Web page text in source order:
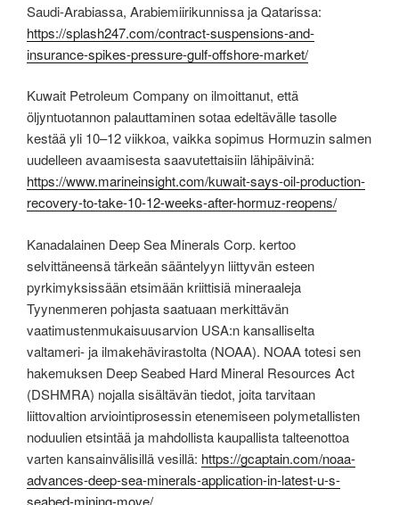
Saudi-Arabiassa, Arabiemiirikunnissa ja Qatarissa:
https://splash247.com/contract-suspensions-and-
insurance-spikes-pressure-gulf-offshore-market/
Kuwait Petroleum Company on ilmoittanut, että
öljyntuotannon palauttaminen sotaa edeltävälle tasolle
kestää yli 10–12 viikkoa, vaikka sopimus Hormuzin salmen
uudelleen avaamisesta saavutettaisiin lähipäivinä:
https://www.marineinsight.com/kuwait-says-oil-production-
recovery-to-take-10-12-weeks-after-hormuz-reopens/
Kanadalainen Deep Sea Minerals Corp. kertoo
selvittäneensä tärkeän sääntelyyn liittyvän esteen
pyrkimyksissään etsimään kriittisiä mineraaleja
Tyynenmeren pohjasta saatuaan merkittävän
vaatimustenmukaisuusarvion USA:n kansalliselta
valtameri- ja ilmakehävirastolta (NOAA). NOAA totesi sen
hakemuksen Deep Seabed Hard Mineral Resources Act
(DSHMRA) nojalla sisältävän tiedot, joita tarvitaan
liittovaltion arviointiprosessin etenemiseen polymetallisten
noduulien etsintää ja mahdollista kaupallista talteenottoa
varten kansainvälisillä vesillä: https://gcaptain.com/noaa-
advances-deep-sea-minerals-application-in-latest-u-s-
seabed-mining-move/